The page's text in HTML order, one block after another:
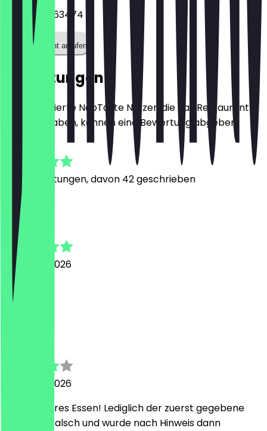
+4922196263474
Restaurant anrufen
Bewertungen
Nur registrierte NeoTaste Nutzer, die das Restaurant
besucht haben, können eine Bewertung abgeben.
Bewertungen, davon 42 geschrieben
Joris
3. August 2026
Lecker
2. August 2026
Sehr leckeres Essen! Lediglich der zuerst gegebene
Salat war falsch und wurde nach Hinweis dann